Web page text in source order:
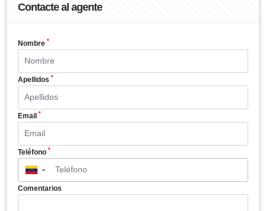
Contacte al agente
Nombre *
Apellidos *
Email *
Teléfono *
▼
Comentarios